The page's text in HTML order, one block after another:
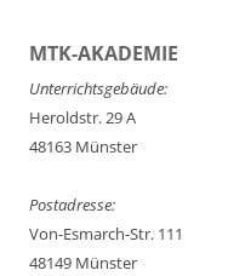
MTK-AKADEMIE
Unterrichtsgebäude:
Heroldstr. 29 A
48163 Münster
Postadresse:
Von-Esmarch-Str. 111
48149 Münster